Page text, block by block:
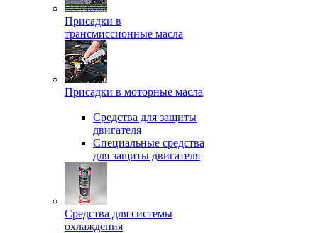
Присадки в
трансмиссионные масла
Присадки в моторные масла
Средства для защиты
двигателя
Специальныe средства
для защиты двигателя
Средства для системы
охлаждения